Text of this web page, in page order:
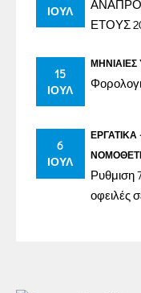
ΙΟΎΛ
ΕΤΟΥΣ
15
ΙΟΎΛ
6
ΙΟΎΛ
ΕΡΓΑΤΙΚΆ
Ρυθμιση
οφειλές